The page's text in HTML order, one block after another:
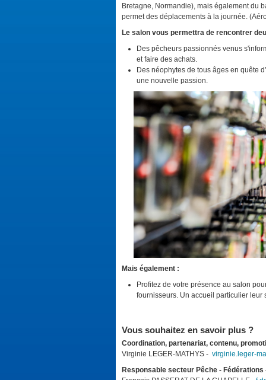
Bretagne, Normandie), mais également du
permet des déplacements à la journée.
Le salon vous permettra de rencontrer
Des pêcheurs passionnés venus
et faire des achats.
Des néophytes de tous âges en quête
une nouvelle passion.
Mais également :
Profitez de votre présence au salon
fournisseurs. Un accueil particulier leur
Vous souhaitez en savoir plus ?
Coordination, partenariat, contenu,
Virginie LEGER-MATHYS - virginie.leger-
Responsable secteur Pêche -